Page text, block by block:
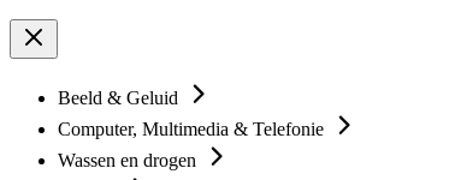
Beeld & Geluid
Computer, Multimedia & Telefonie
Wassen en drogen